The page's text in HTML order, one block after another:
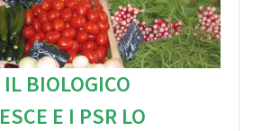
BIOLOGICO
E I PSR LO